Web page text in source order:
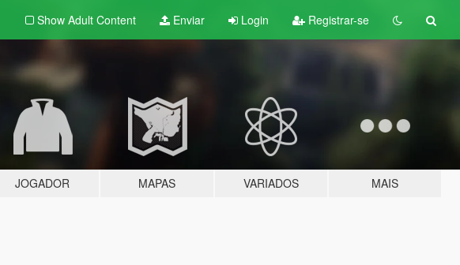
Show Adult Content Enviar Login Registrar-se
JOGADOR MAPAS VARIADOS MAIS